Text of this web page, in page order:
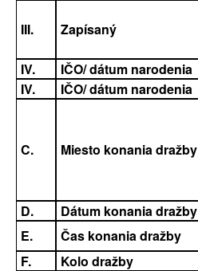
III. Zapísaný
IV. IČO/ dátum narodenia
IV. IČO/ dátum narodenia
C. Miesto konania dražby
D. Dátum konania dražby
E. Čas konania dražby
F. Kolo dražby